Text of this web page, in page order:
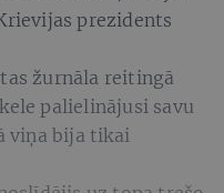
prezidents
žurnāla reitingā
palielinājusi savu
viņa bija tikai